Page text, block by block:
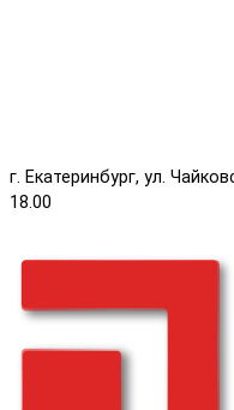
г. Екатеринбург, ул.
18.00